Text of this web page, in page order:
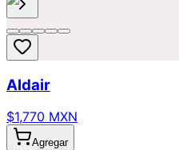
Aldair
$1,770 MXN
Agregar